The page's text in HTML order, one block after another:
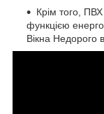
Крім того,
функцією
Вікна Недорого